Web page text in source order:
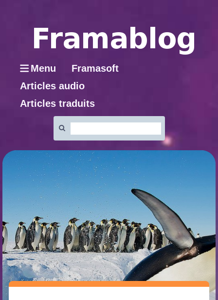
Menu
Framasoft
Articles audio
Articles traduits
: